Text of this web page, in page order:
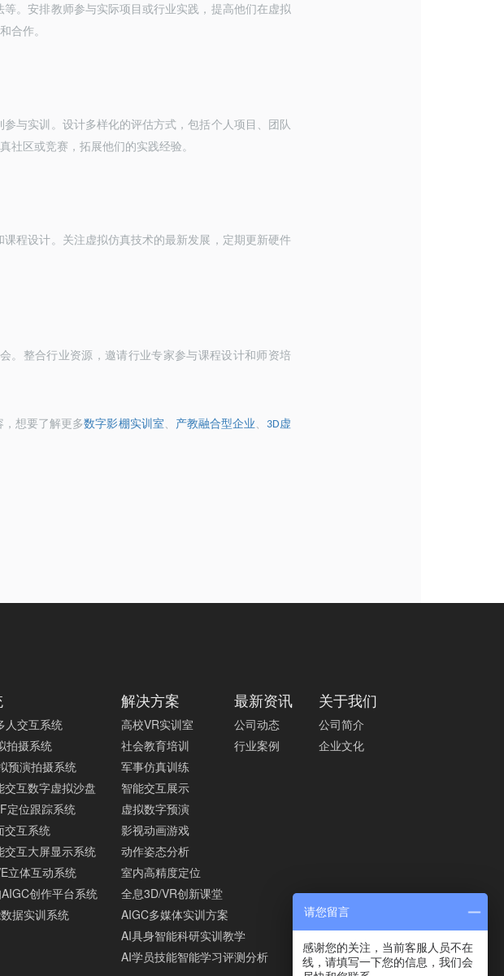
。安排教师参与实际项目或行业实践，提高他们在虚拟
合作。
与实训。设计多样化的评估方式，包括个人项目、团队
社区或竞赛，拓展他们的实践经验。
程设计。关注虚拟仿真技术的最新发展，定期更新硬件
。整合行业资源，邀请行业专家参与课程设计和师资培
，想要了解更多数字影棚实训室 产教融合型企业 3D虚
人交互系统
拍摄系统
预演拍摄系统
交互数字虚拟沙盘
定位跟踪系统
交互系统
交互大屏显示系统
立体互动系统
创作平台系统
据实训系统
解决方案
高校VR实训室
社会教育培训
军事仿真训练
智能交互展示
虚拟数字预演
影视动画游戏
动作姿态分析
室内高精度定位
全息3D/VR创新课堂
AIGC多媒体实训方案
AI具身智能科研实训教学
AI学员技能智能学习评测分析
最新资讯
公司动态
行业案例
关于我们
公司简介
企业文化
请您留言
感谢您的关注，当前客服人员不在
线，请填写一下您的信息，我们会